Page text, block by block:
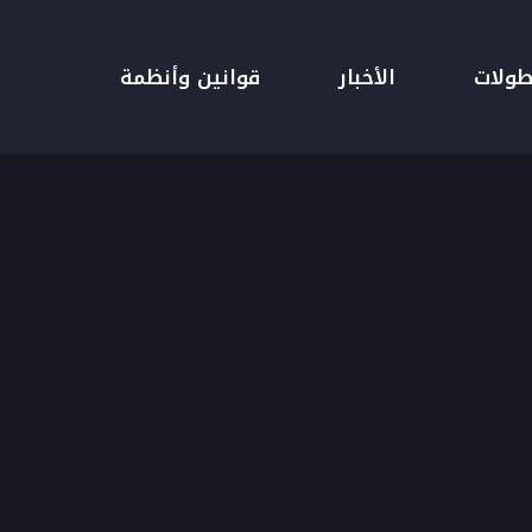
الأخبار قوانين وأنظمة